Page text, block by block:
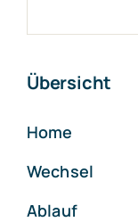
Übersicht
Home
Wechsel
Ablauf